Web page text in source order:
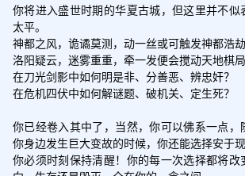
你将进入盛世时期的华夏古城，但这里并不似
太平。
神都之风，诡谲莫测，动一丝或可触发神都浩劫
洛阳疑云，迷雾重重，牵一发便会搅动天地棋局
在刀光剑影中如何明是非、分善恶、辨忠奸？
在危机四伏中如何解谜题、破机关、定生死？
你已经卷入其中了，当然，你可以佛系一点，
你身边发生巨大变故的时候，你还能选择安于现
你必须时刻保持清醒！你的每一次选择都将